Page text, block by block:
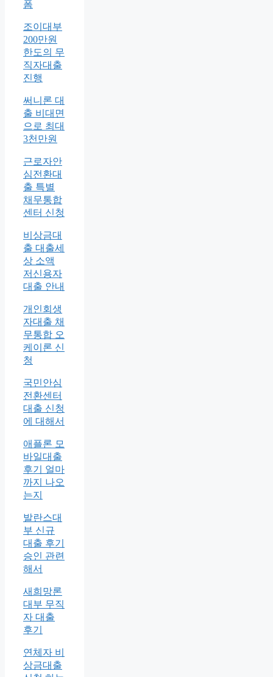
폼
조이대부
200만원
한도의 무
직자대출
진행
써니론 대
출 비대면
으로 최대
3천만원
근로자안
심전환대
출 특별
채무통합
센터 신청
비상금대
출 대출세
상 소액
저신용자
대출 안내
개인회생
자대출 채
무통합 오
케이론 신
청
국민안심
전환센터
대출 신청
에 대해서
애플론 모
바일대출
후기 얼마
까지 나오
는지
발란스대
부 신규
대출 후기
승인 관련
해서
새희망론
대부 무직
자 대출
후기
연체자 비
상금대출